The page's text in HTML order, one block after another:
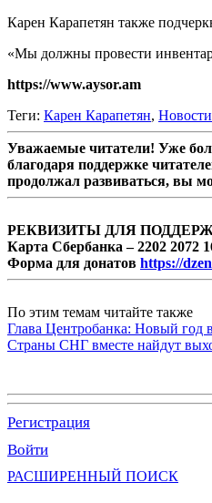
Карен Карапетян также
«Мы должны провести
https://www.aysor.am
Теги: Карен Карапетян, Новости
Уважаемые читатели! Уже
благодаря поддержке
продолжал развиваться, вы
РЕКВИЗИТЫ ДЛЯ
Карта Сбербанка – 2202 2072
Форма для донатов https://
По этим темам читайте также
Глава Центробанка: Новый год
Страны СНГ вместе найдут
Регистрация
Войти
РАСШИРЕННЫЙ ПОИСК